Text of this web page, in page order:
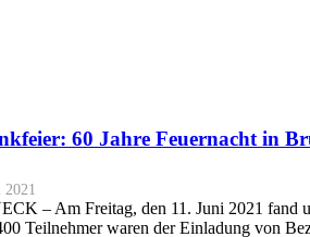
60 Jahre Feuernacht in
2021
– Am Freitag, den 11. Juni 2021 fand
Teilnehmer waren der Einladung von